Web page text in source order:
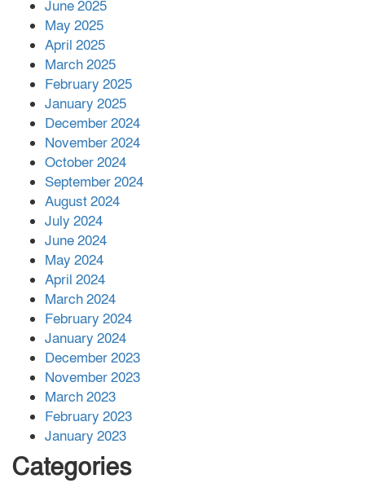
সহায়তা দিলেন সাচিং প্রু জেরী
June 2025
May 2025
April 2025
March 2025
February 2025
January 2025
December 2024
November 2024
October 2024
September 2024
August 2024
July 2024
June 2024
May 2024
April 2024
March 2024
February 2024
January 2024
December 2023
November 2023
March 2023
February 2023
January 2023
Categories